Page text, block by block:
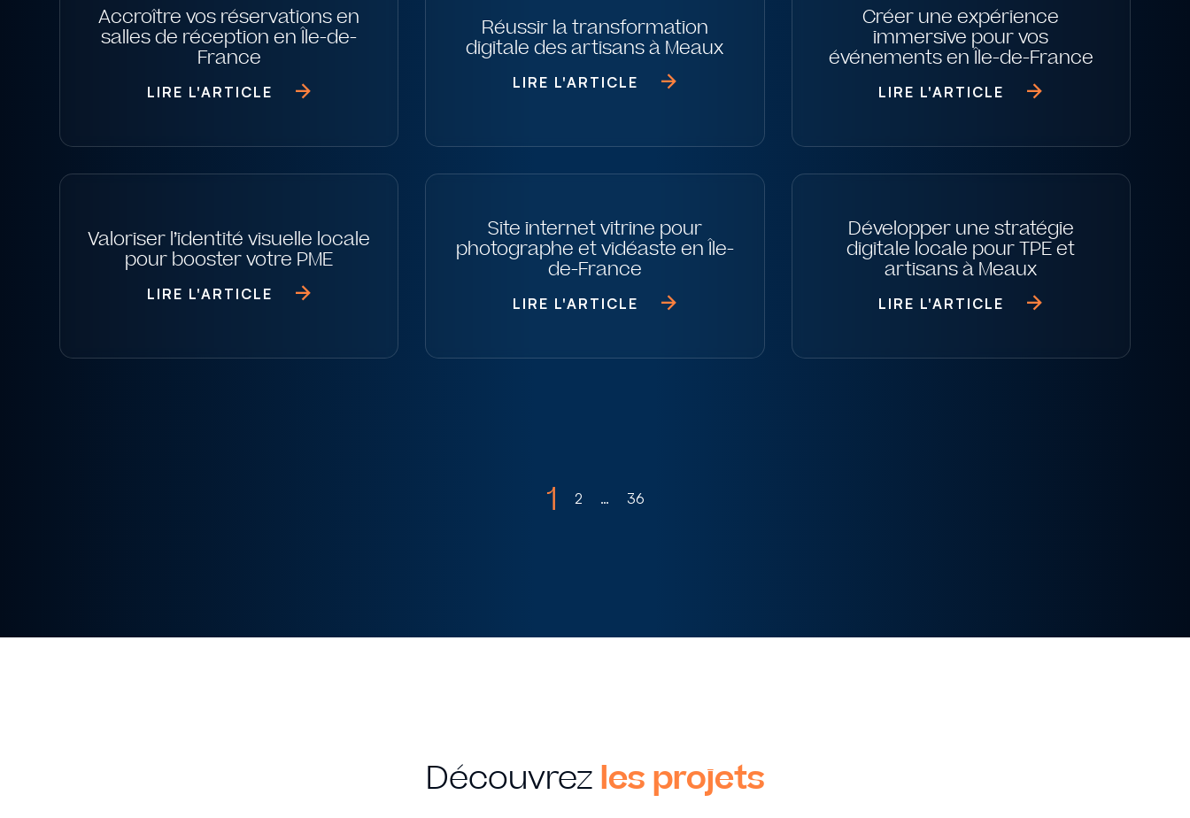
Accroître vos réservations en
salles de réception en Île-de-
France
LIRE L'ARTICLE
Réussir la transformation
digitale des artisans à Meaux
LIRE L'ARTICLE
Créer une expérience
immersive pour vos
événements en Île-de-France
LIRE L'ARTICLE
Valoriser l’identité visuelle locale
pour booster votre PME
LIRE L'ARTICLE
Site internet vitrine pour
photographe et vidéaste en Île-
de-France
LIRE L'ARTICLE
Développer une stratégie
digitale locale pour TPE et
artisans à Meaux
LIRE L'ARTICLE
1 2 … 36
Découvrezles projets